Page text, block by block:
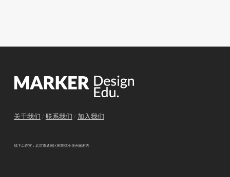
关于我们 / 联系我们 / 加入我们
线下工作室：北京市通州区宋庄镇小堡画家村内